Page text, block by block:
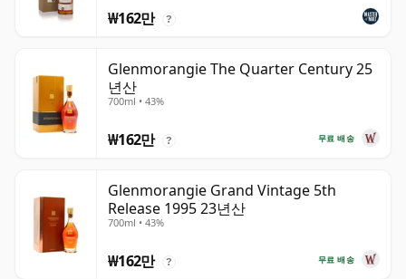
₩162만 ?
Glenmorangie The Quarter Century 25
년산
700ml • 43%
무료 배송
₩162만 ?
Glenmorangie Grand Vintage 5th
Release 1995 23년산
700ml • 43%
무료 배송
₩162만 ?